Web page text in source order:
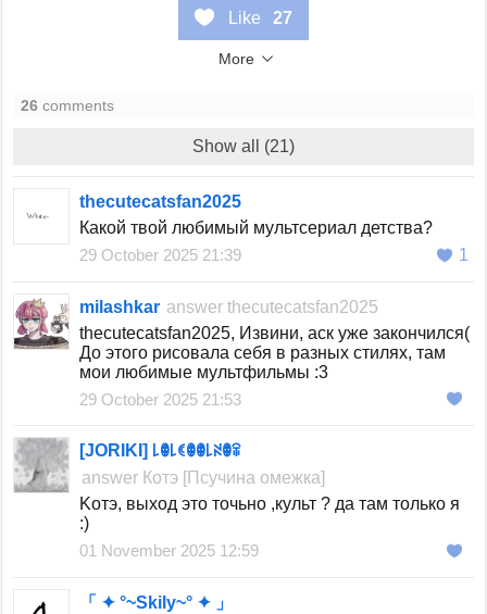
Like 27
More
26 comments
Show all (21)
thecutecatsfan2025
Какой твой любимый мультсериал детства?
29 October 2025 21:39
1
milashkar answerthecutecatsfan2025
thecutecatsfan2025, Извини, аск уже закончился(
До этого рисовала себя в разных стилях, там
мои любимые мультфильмы :3
29 October 2025 21:53
[JORIKI] ꒒ꂦ꒒ꀯꂦꂦ꒒ꋊꂦꋖ
answer Котэ [Псучина омежка]
Kотэ, выход это точьно ,культ ? да там только я
:)
01 November 2025 12:59
「 ✦ °~Skily~° ✦ 」